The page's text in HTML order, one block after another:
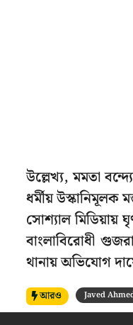
উল্লেখ্য, মমতা
ধর্মীয়
সোশ্যাল মিডিয়ায়
বাংলাবিরোধী
থানায় অভিযোগ
আরও Javed